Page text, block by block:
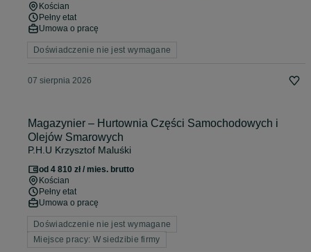
Kościan
Pełny etat
Umowa o pracę
Doświadczenie nie jest wymagane
07 sierpnia 2026
Magazynier – Hurtownia Części Samochodowych i
Olejów Smarowych
P.H.U Krzysztof Maluśki
od 4 810 zł / mies. brutto
Kościan
Pełny etat
Umowa o pracę
Doświadczenie nie jest wymagane
Miejsce pracy: W siedzibie firmy